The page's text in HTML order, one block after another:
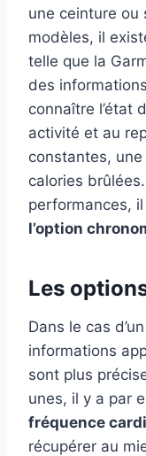
une ceinture ou
modèles, il
telle que la
des
connaître l’état
activité et au
constantes,
calories
performances,
l’option
Les
Dans le cas
informations
sont plus
unes, il y a par
fréquence
récupérer au